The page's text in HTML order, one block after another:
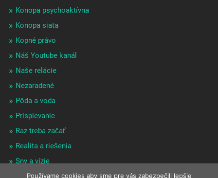
Konopa psychoaktívna
Konopa siata
Kopné právo
Náš Youtube kanál
Naše relácie
Nezaradené
Pôda a voda
Prispievanie
Raz treba začať
Realita a riešenia
Sny a vízie
Zaujímavé odrazy
Používame cookies aby sme pre vás zabezpečili lepšie